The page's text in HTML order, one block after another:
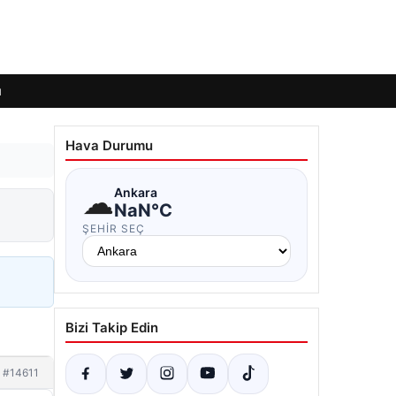
#14611
Hava Durumu
☁Ankara
NaN°C
ŞEHIR SEÇ
Bizi Takip Edin